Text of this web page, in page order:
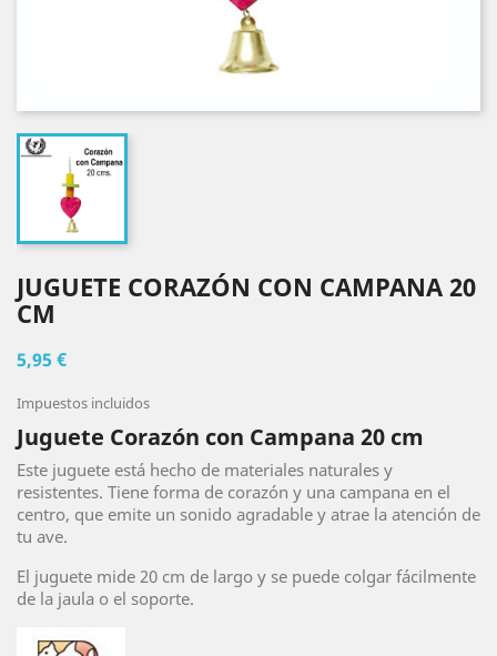
JUGUETE CORAZÓN CON CAMPANA 20
CM
5,95 €
Impuestos incluidos
Juguete Corazón con Campana 20 cm
Este juguete está hecho de materiales naturales y
resistentes. Tiene forma de corazón y una campana en el
centro, que emite un sonido agradable y atrae la atención de
tu ave.
El juguete mide 20 cm de largo y se puede colgar fácilmente
de la jaula o el soporte.